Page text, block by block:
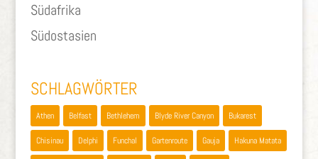
Südafrika
Südostasien
SCHLAGWÖRTER
Athen Belfast Bethlehem Blyde River Canyon Bukarest
Chisinau Delphi Funchal Gartenroute Gauja Hakuna Matata